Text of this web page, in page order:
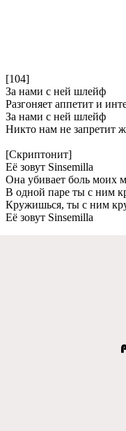
[104]
За нами с ней шлейф
Разгоняет аппетит и
За нами с ней шлейф
Никто нам не запретит
[Скриптонит]
Её зовут Sinsemilla
Она убивает боль моих
В одной паре ты с ним
Кружишься, ты с ним
Её зовут Sinsemilla